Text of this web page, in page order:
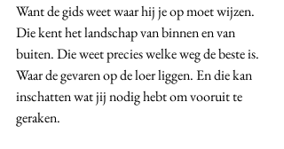
Want de gids weet waar hij je op moet wijzen.
Die kent het landschap van binnen en van
buiten. Die weet precies welke weg de beste is.
Waar de gevaren op de loer liggen. En die kan
inschatten wat jij nodig hebt om vooruit te
geraken.